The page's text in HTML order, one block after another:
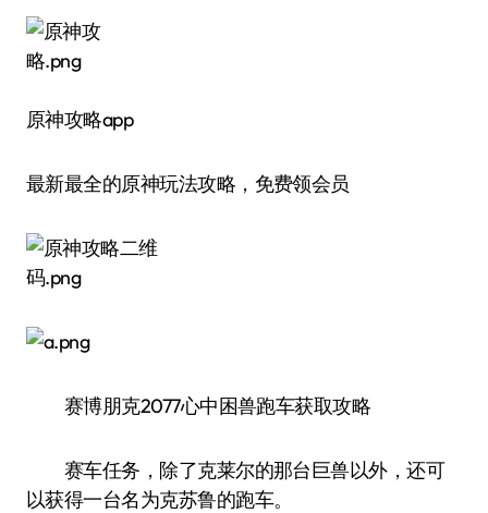
原神攻略app
最新最全的原神玩法攻略，免费领会员
赛博朋克2077心中困兽跑车获取攻略
赛车任务，除了克莱尔的那台巨兽以外，还可
以获得一台名为克苏鲁的跑车。